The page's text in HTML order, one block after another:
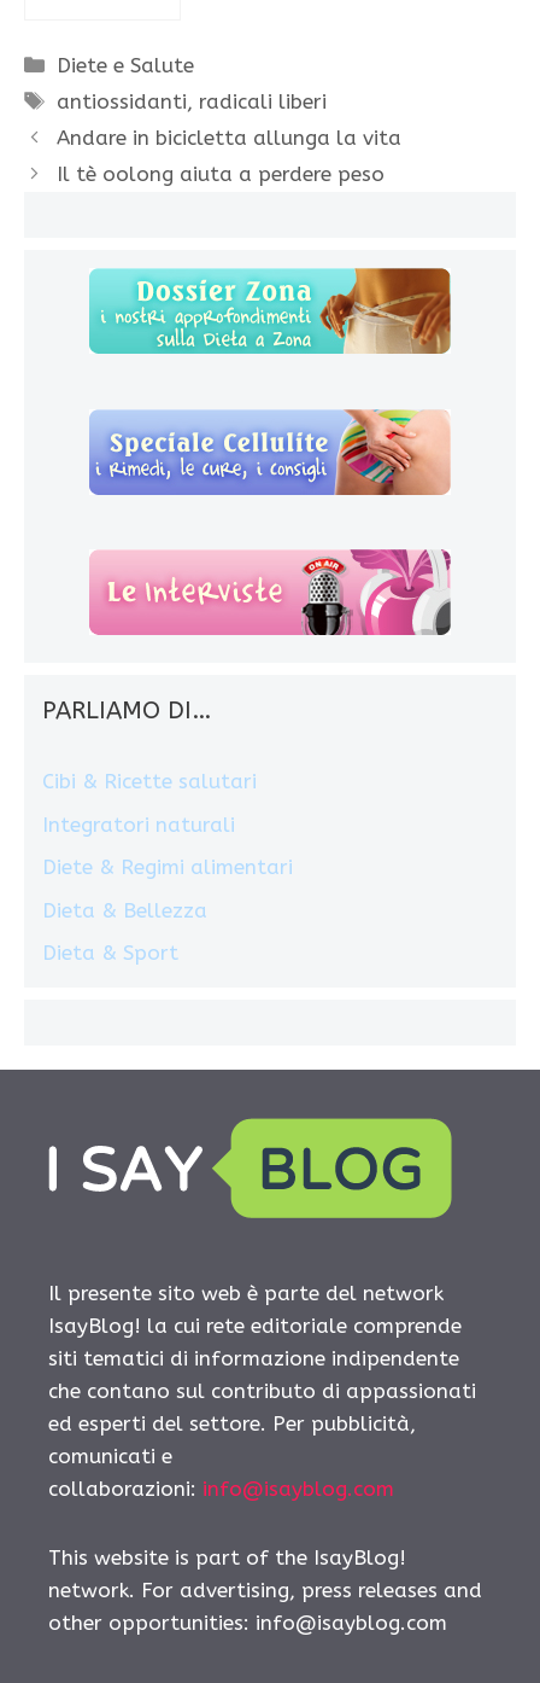
Categorie
Diete e Salute
Tag
antiossidanti, radicali liberi
Andare in bicicletta allunga la vita
Il tè oolong aiuta a perdere peso
PARLIAMO DI…
Cibi & Ricette salutari
Integratori naturali
Diete & Regimi alimentari
Dieta & Bellezza
Dieta & Sport
Il presente sito web è parte del network
IsayBlog! la cui rete editoriale comprende
siti tematici di informazione indipendente
che contano sul contributo di appassionati
ed esperti del settore. Per pubblicità,
comunicati e
collaborazioni: info@isayblog.com
This website is part of the IsayBlog!
network. For advertising, press releases and
other opportunities: info@isayblog.com